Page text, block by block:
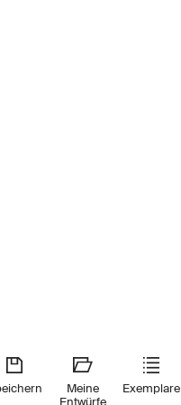
Meine
Entwürfe
Exemplare